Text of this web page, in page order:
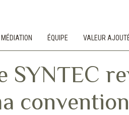
MÉDIATION ÉQUIPE VALEUR
SYNTEC